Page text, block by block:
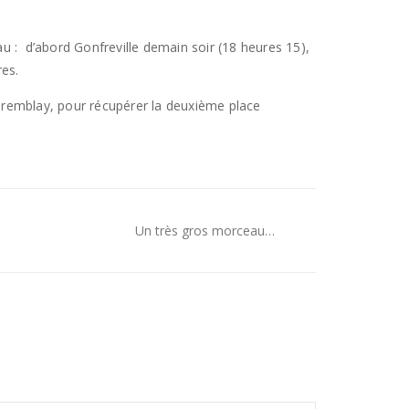
: d’abord Gonfreville demain soir (18 heures 15),
pour récupérer la deuxième place
Un très gros morceau…